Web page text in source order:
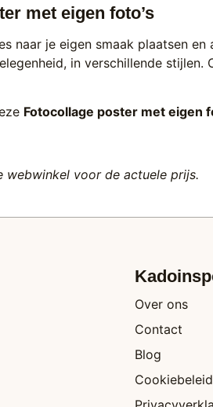
met eigen foto’s
naar je eigen smaak plaatsen
in verschillende
Fotocollage poster met eigen
webwinkel voor de actuele prijs.
Over ons
Contact
Blog
Cookiebeleid